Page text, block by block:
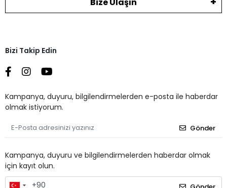
Bizi Takip Edin
Kampanya, duyuru, bilgilendirmelerden e-posta ile haberdar
olmak istiyorum.
Gönder
Kampanya, duyuru ve bilgilendirmelerden haberdar olmak
için kayıt olun.